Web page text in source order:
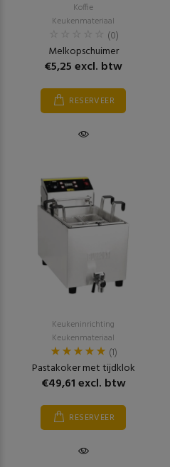
Koffie
Keukenmateriaal
(0)
Melkopschuimer
€5,25 excl. btw
RESERVEER
Keukeninrichting
Keukenmateriaal
(1)
Pastakoker met tijdklok
€49,61 excl. btw
RESERVEER